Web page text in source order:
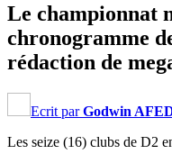
Le championnat
chronogramme
rédaction de
Ecrit parGodwin
Les seize (16) clubs de D2